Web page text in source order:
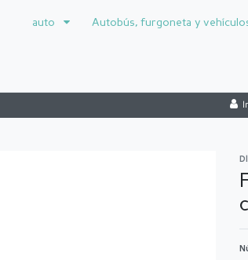
auto Autobús, furgoneta y